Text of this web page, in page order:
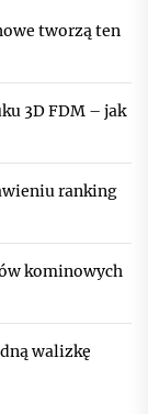
tworzą ten
3D FDM – jak
ranking
kominowych
walizkę